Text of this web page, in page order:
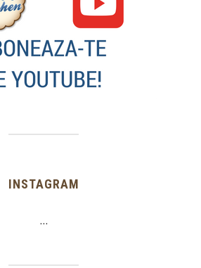
INSTAGRAM
…